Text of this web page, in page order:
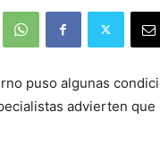
puso algunas
advierten que